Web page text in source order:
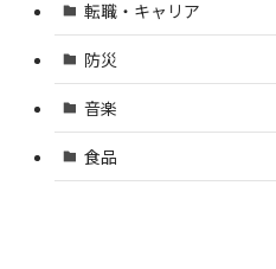
転職・キャリア
防災
音楽
食品